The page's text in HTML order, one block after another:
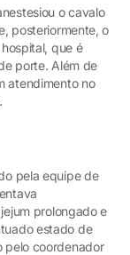
o cavalo
posteriormente, o
que é
porte. Além de
atendimento no
pela equipe de
prolongado e
estado de
pelo coordenador